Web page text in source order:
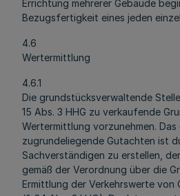
Errichtung mehrerer Gebäude
Bezugsfertigkeit eines jeden
4.6
Wertermittlung
4.6.1
Die grundstücksverwaltende
15 Abs. 3 HHG zu verkaufende
Wertermittlung vorzunehmen.
zugrundeliegende Gutachten ist
Sachverständigen zu erstellen,
gemäß der Verordnung über die
Ermittlung der Verkehrswerte von